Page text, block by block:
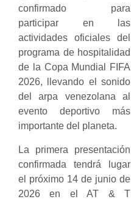
confirmado para
participar en las
actividades oficiales del
programa de hospitalidad
de la Copa Mundial FIFA
2026, llevando el sonido
del arpa venezolana al
evento deportivo más
importante del planeta.
La primera presentación
confirmada tendrá lugar
el próximo 14 de junio de
2026 en el AT & T